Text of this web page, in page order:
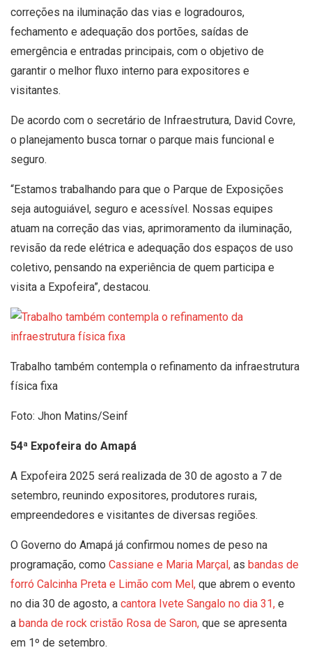
correções na iluminação das vias e logradouros,
fechamento e adequação dos portões, saídas de
emergência e entradas principais, com o objetivo de
garantir o melhor fluxo interno para expositores e
visitantes.
De acordo com o secretário de Infraestrutura, David Covre,
o planejamento busca tornar o parque mais funcional e
seguro.
“Estamos trabalhando para que o Parque de Exposições
seja autoguiável, seguro e acessível. Nossas equipes
atuam na correção das vias, aprimoramento da iluminação,
revisão da rede elétrica e adequação dos espaços de uso
coletivo, pensando na experiência de quem participa e
visita a Expofeira”, destacou.
Trabalho também contempla o refinamento da infraestrutura
física fixa
Foto: Jhon Matins/Seinf
54ª Expofeira do Amapá
A Expofeira 2025 será realizada de 30 de agosto a 7 de
setembro, reunindo expositores, produtores rurais,
empreendedores e visitantes de diversas regiões.
O Governo do Amapá já confirmou nomes de peso na
programação, como Cassiane e Maria Marçal, as bandas de
forró Calcinha Preta e Limão com Mel, que abrem o evento
no dia 30 de agosto, a cantora Ivete Sangalo no dia 31, e
a banda de rock cristão Rosa de Saron, que se apresenta
em 1º de setembro.